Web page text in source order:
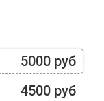
5000 руб
4500 руб